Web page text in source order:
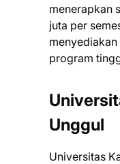
menerapkan
juta per
program
Unggul
Universitas